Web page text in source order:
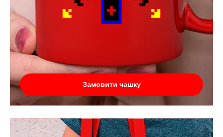
Замовити чашку